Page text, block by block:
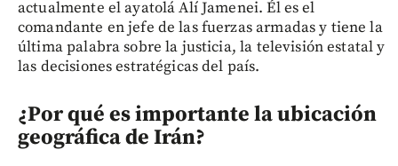
actualmente el ayatolá Alí Jamenei. Él es el
comandante en jefe de las fuerzas armadas y tiene la
última palabra sobre la justicia, la televisión estatal y
las decisiones estratégicas del país.
¿Por qué es importante la ubicación
geográfica de Irán?